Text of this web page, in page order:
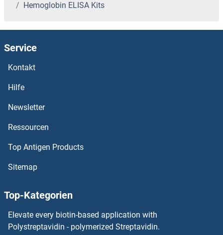
HDGF ELISA Kits
HDAC9 ELISA Kits
HDAC8 ELISA Kits
HDAC7 ELISA Kits
HDAC3 ELISA Kits
Hemoglobin ELISA Kits
Service
Kontakt
Hilfe
Newsletter
Ressourcen
Top Antigen Products
Sitemap
Top-Kategorien
Elevate every biotin-based application with
Polystreptavidin - polymerized Streptavidin.